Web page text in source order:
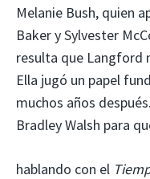
Melanie Bush, quien
Baker y Sylvester
resulta que Langford
Ella jugó un papel
muchos años
Bradley Walsh para
hablando con el